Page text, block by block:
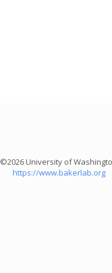
©2026 University of
https://www.bakerlab.org